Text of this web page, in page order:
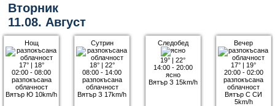
Вторник
11.08. Август
Нощ
17°| 18°
02:00 - 08:00
разпокъсана
облачност
Вятър Ю 10km/h
Сутрин
18°| 22°
08:00 - 14:00
разпокъсана
облачност
Вятър З 17km/h
Следобед
19° |22°
14:00 - 20:00
ясно
Вятър З 15km/h
Вечер
17° | 19°
20:00 - 02:00
разпокъсана
облачност
Вятър С СИ
5km/h